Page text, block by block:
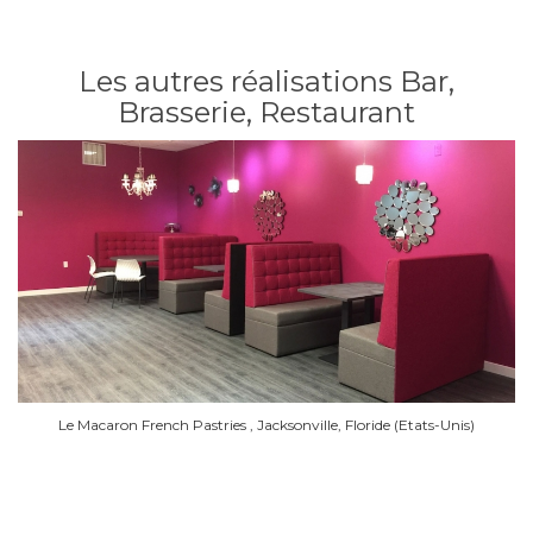
Les autres réalisations Bar,
Brasserie, Restaurant
Le Macaron French Pastries , Jacksonville, Floride (Etats-Unis)